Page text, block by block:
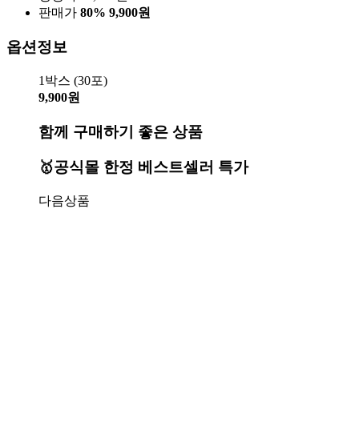
판매가 80% 9,900원
옵션정보
1박스 (30포)
9,900원
함께 구매하기 좋은 상품
🥇공식몰 한정 베스트셀러 특가
다음상품